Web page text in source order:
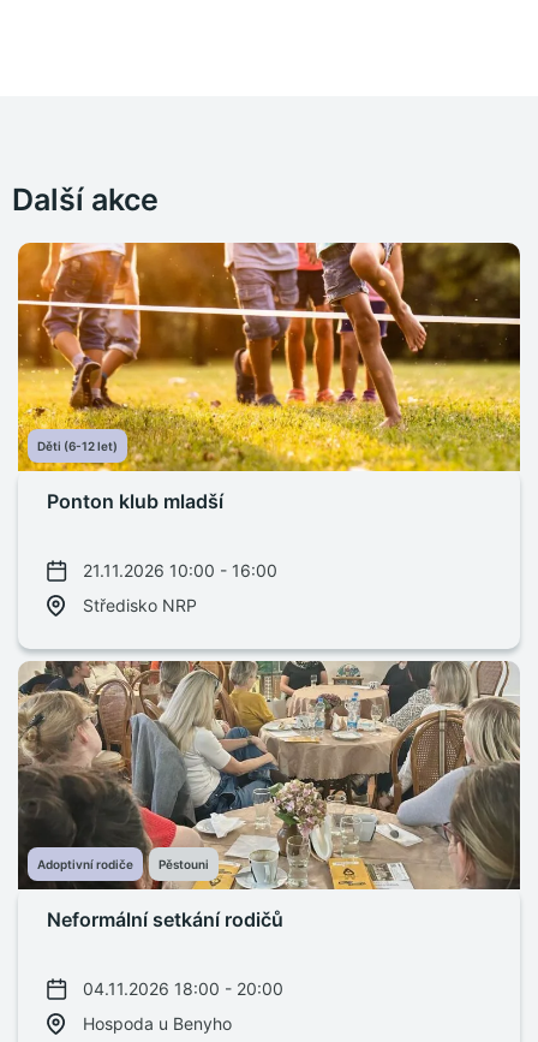
Další akce
Děti (6-12 let)
Ponton klub mladší
21.11.2026 10:00 - 16:00
Středisko NRP
Adoptivní rodiče Pěstouni
Neformální setkání rodičů
04.11.2026 18:00 - 20:00
Hospoda u Benyho